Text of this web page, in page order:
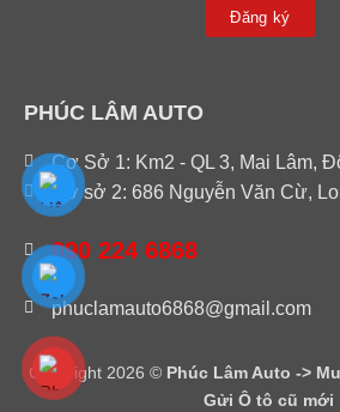
Đăng ký
PHÚC LÂM AUTO
Cơ Sở 1: Km2 - QL 3, Mai Lâm,
Cơ sở 2: 686 Nguyễn Văn Cừ,
090 224 6868
phuclamauto6868@gmail.com
Copyright 2026 © Phúc Lâm Auto ->
Gửi Ô tô cũ mới